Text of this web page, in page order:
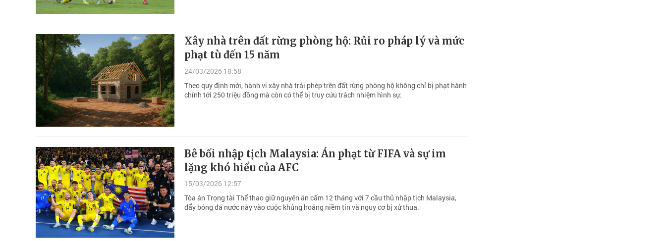
Xây nhà trên đất rừng phòng hộ: Rủi ro pháp lý và mức
phạt tù đến 15 năm
24/03/2026 18:58
Theo quy định mới, hành vi xây nhà trái phép trên đất rừng phòng hộ không chỉ bị phạt hành
chính tới 250 triệu đồng mà còn có thể bị truy cứu trách nhiệm hình sự.
Bê bối nhập tịch Malaysia: Án phạt từ FIFA và sự im
lặng khó hiểu của AFC
15/03/2026 12:57
Tòa án Trọng tài Thể thao giữ nguyên án cấm 12 tháng với 7 cầu thủ nhập tịch Malaysia,
đẩy bóng đá nước này vào cuộc khủng hoảng niềm tin và nguy cơ bị xử thua.